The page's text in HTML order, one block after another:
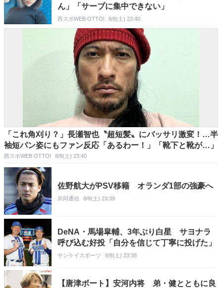
ん」「サーブに集中できない」
西スポWEB OTTO! 8/8(土) 23:40
「これ角刈り？」長瀬智也〝超短髪〟にバッサリ激変！…半
袖短パン姿にもファン反応「あるわー！」「靴下と靴が…」
西スポWEB OTTO! 8/8(土) 23:40
佐野航大がPSV移籍 オランダ1部の強豪へ
共同通信 8/8(土) 23:39
DeNA・馬場皐輔、3年ぶり白星 サヨナラ
呼び込む好投「自分を信じて丁寧に投げた」
サンケイスポーツ 8/8(土) 23:38
【唐津ボート】安河内将 弟・健とともに良